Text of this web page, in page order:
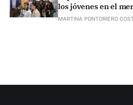
los jóvenes en el
MARTINA PONTORIERO